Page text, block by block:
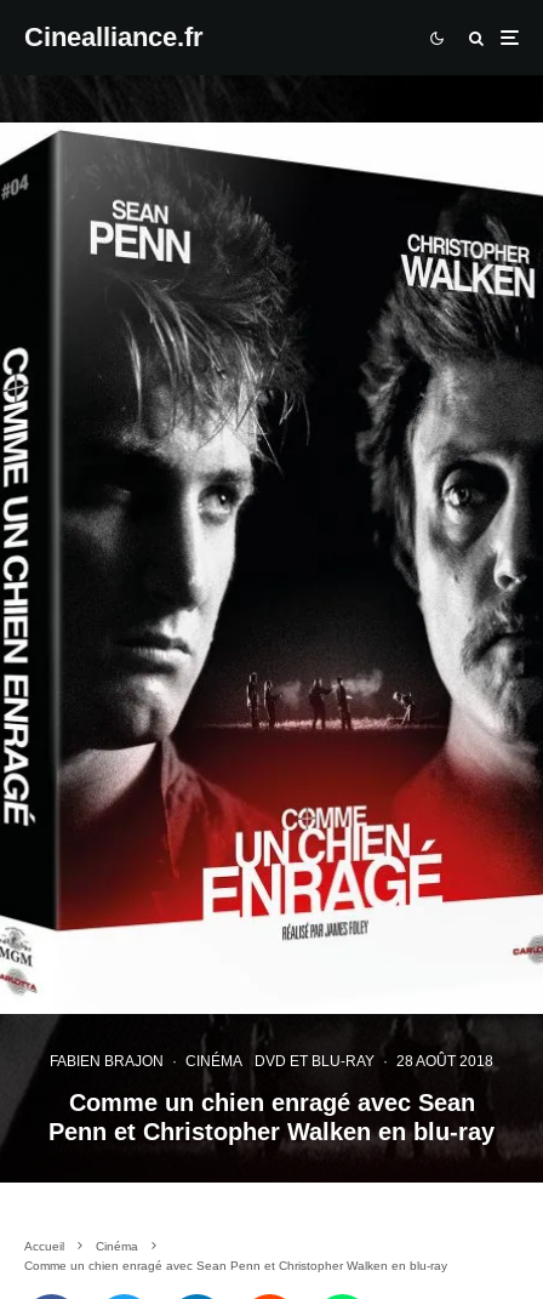
Cinealliance.fr
FABIEN BRAJON · CINÉMA DVD ET BLU-RAY · 28 AOÛT 2018
Comme un chien enragé avec Sean
Penn et Christopher Walken en blu-ray
Accueil
Cinéma
Comme un chien enragé avec Sean Penn et Christopher Walken en blu-ray